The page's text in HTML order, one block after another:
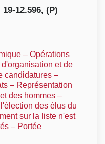
12.596, (P)
– Opérations
et de
candidatures –
– Représentation
des hommes –
des élus du
sur la liste n'est
– Portée